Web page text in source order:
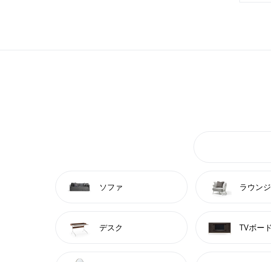
ソファ ラウン
デスク TVボード